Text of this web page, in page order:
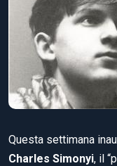
Questa settimana
Charles Simonyi, il